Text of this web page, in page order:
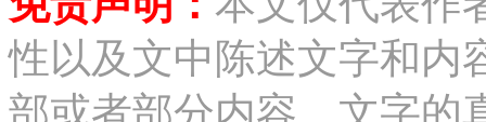
性以及文中陈述文字和内
部或者部分内容、文字的